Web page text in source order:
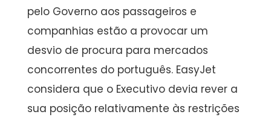
pelo Governo aos passageiros e
companhias estão a provocar um
desvio de procura para mercados
concorrentes do português. EasyJet
considera que o Executivo devia rever a
sua posição relativamente às restrições